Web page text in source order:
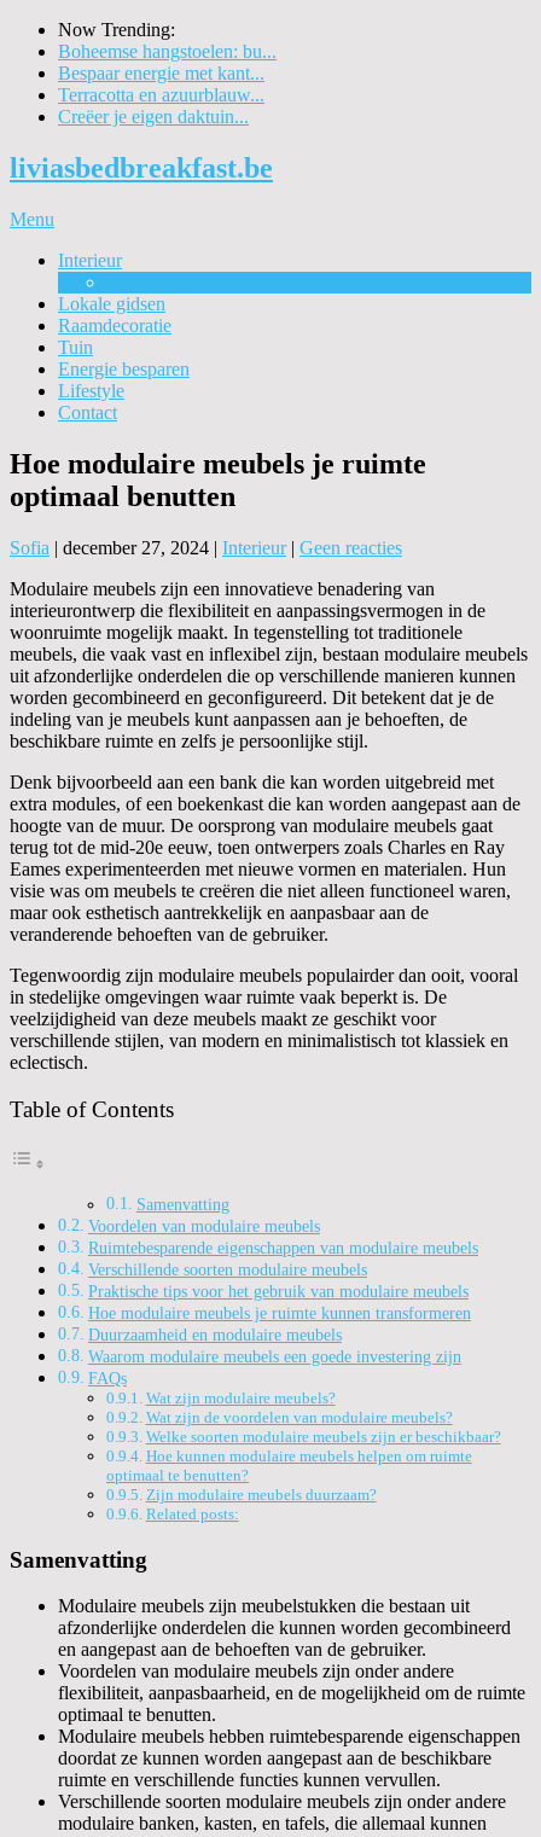
Now Trending:
Boheemse hangstoelen: bu...
Bespaar energie met kant...
Terracotta en azuurblauw...
Creëer je eigen daktuin...
liviasbedbreakfast.be
Menu
Interieur
Lokale gidsen
Raamdecoratie
Tuin
Energie besparen
Lifestyle
Contact
Hoe modulaire meubels je ruimte
optimaal benutten
Sofia | december 27, 2024 | Interieur| Geen reacties
Modulaire meubels zijn een innovatieve benadering van
interieurontwerp die flexibiliteit en aanpassingsvermogen in de
woonruimte mogelijk maakt. In tegenstelling tot traditionele
meubels, die vaak vast en inflexibel zijn, bestaan modulaire meubels
uit afzonderlijke onderdelen die op verschillende manieren kunnen
worden gecombineerd en geconfigureerd. Dit betekent dat je de
indeling van je meubels kunt aanpassen aan je behoeften, de
beschikbare ruimte en zelfs je persoonlijke stijl.
Denk bijvoorbeeld aan een bank die kan worden uitgebreid met
extra modules, of een boekenkast die kan worden aangepast aan de
hoogte van de muur. De oorsprong van modulaire meubels gaat
terug tot de mid-20e eeuw, toen ontwerpers zoals Charles en Ray
Eames experimenteerden met nieuwe vormen en materialen. Hun
visie was om meubels te creëren die niet alleen functioneel waren,
maar ook esthetisch aantrekkelijk en aanpasbaar aan de
veranderende behoeften van de gebruiker.
Tegenwoordig zijn modulaire meubels populairder dan ooit, vooral
in stedelijke omgevingen waar ruimte vaak beperkt is. De
veelzijdigheid van deze meubels maakt ze geschikt voor
verschillende stijlen, van modern en minimalistisch tot klassiek en
eclectisch.
Table of Contents
Samenvatting
Voordelen van modulaire meubels
Ruimtebesparende eigenschappen van modulaire meubels
Verschillende soorten modulaire meubels
Praktische tips voor het gebruik van modulaire meubels
Hoe modulaire meubels je ruimte kunnen transformeren
Duurzaamheid en modulaire meubels
Waarom modulaire meubels een goede investering zijn
FAQs
Wat zijn modulaire meubels?
Wat zijn de voordelen van modulaire meubels?
Welke soorten modulaire meubels zijn er beschikbaar?
Hoe kunnen modulaire meubels helpen om ruimte
optimaal te benutten?
Zijn modulaire meubels duurzaam?
Related posts:
Samenvatting
Modulaire meubels zijn meubelstukken die bestaan uit
afzonderlijke onderdelen die kunnen worden gecombineerd
en aangepast aan de behoeften van de gebruiker.
Voordelen van modulaire meubels zijn onder andere
flexibiliteit, aanpasbaarheid, en de mogelijkheid om de ruimte
optimaal te benutten.
Modulaire meubels hebben ruimtebesparende eigenschappen
doordat ze kunnen worden aangepast aan de beschikbare
ruimte en verschillende functies kunnen vervullen.
Verschillende soorten modulaire meubels zijn onder andere
modulaire banken, kasten, en tafels, die allemaal kunnen